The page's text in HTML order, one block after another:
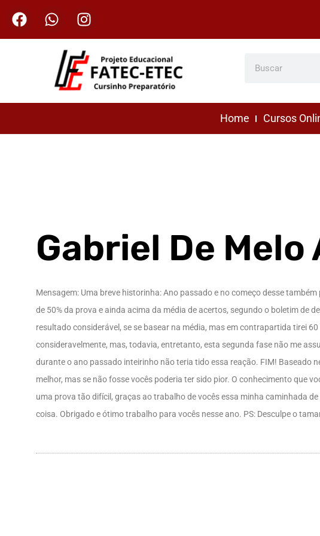
Home Cursos
Gabriel De
Mensagem: Uma breve historinha: Ano passado e no começo desse
de 50% da prova e ainda acima da média de acertos, segundo o boletim de
resultado considerável, se se basear na média, mas em contrapartida tirei
consideravelmente, mas, todavia, entretanto, esta segunda fase não me
durante o ano passado inteirinho não teria tido essa reação. FIM! Baseado
melhor, mas se não fosse vocês poderia ter sido pior. O conhecimento que
uma prova tão difícil, graças ao trabalho de vocês essa minha caminhada
coisa. Obrigado e ótimo trabalho para vocês nesse ano. PS: Desculpe o